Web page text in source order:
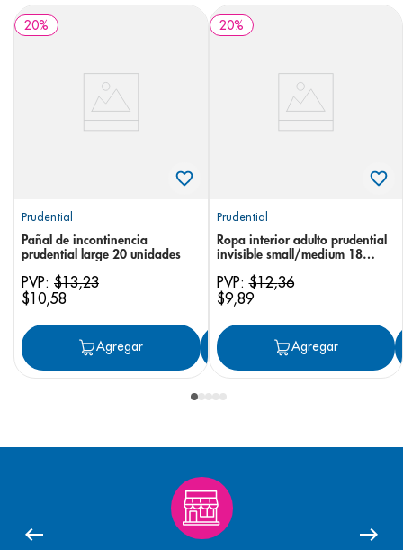
20%
Prudential
Pañal de incontinencia
prudential large 20 unidades
PVP: $13,23
$10,58
Agregar Agregar
20%
Prudential
Ropa interior adulto prudential
invisible small/medium 18
PVP:$12,36
$9,89
Agregar